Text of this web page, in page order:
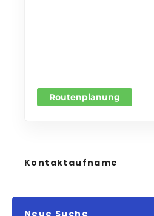
Routenplanung
Kontaktaufname